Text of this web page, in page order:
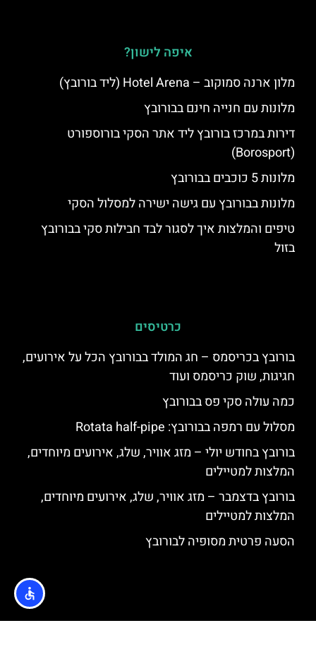
איפה לישון?
מלון ארנה סמוקוב – Hotel Arena (ליד בורובץ)
מלונות עם חנייה חינם בבורובץ
דירות במרכז בורובץ ליד אתר הסקי בורוספורט
(Borosport)
מלונות 5 כוכבים בבורובץ
מלונות בבורובץ עם גישה ישירה למסלול הסקי
טיפים והמלצות איך לסגור לבד חבילות סקי בבורובץ
בזול
כרטיסים
בורובץ בכריסמס – חג המולד בבורובץ הכל על אירועים,
חגיגות, שוק כריסמס ועוד
כמה עולה סקי פס בבורובץ
מסלול עם רמפה בבורובץ: Rotata half-pipe
בורובץ בחודש יולי – מזג אוויר, שלג, אירועים מיוחדים,
המלצות למטיילים
בורובץ בדצמבר – מזג אוויר, שלג, אירועים מיוחדים,
המלצות למטיילים
הסעה פרטית מסופיה לבורובץ